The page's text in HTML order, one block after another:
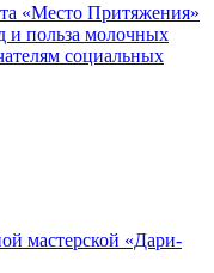
«Место Притяжения»
и польза молочных
социальных
мастерской «Дари-